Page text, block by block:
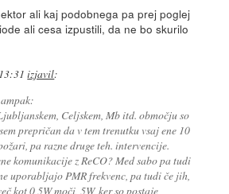
ali kaj podobnega pa prej poglej
ali cesa izpustili, da ne bo skurilo
izjavil:
Celjskem, Mb itd. območju so
prepričan da v tem trenutku vsaj ene 10
pa razne druge teh. intervencije.
komunikacije z ReCO? Med sabo pa tudi
uporabljajo PMR frekvenc, pa tudi če jih,
kot 0,5W moči, 5W, ker so postaje